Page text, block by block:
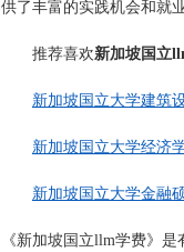
供了丰富的实践机会和就
推荐喜欢新加坡国立
新加坡国立大学建筑
新加坡国立大学经济
新加坡国立大学金融
《新加坡国立llm学费》是